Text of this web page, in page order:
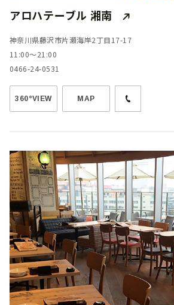
アロハテーブル 湘南
神奈川県藤沢市片瀬海岸2丁目17-17
11:00～21:00
0466-24-0531
360°VIEW MAP